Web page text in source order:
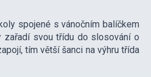
spojené s vánočním balíčkem
zařadí svou třídu do slosování o
tím větší šanci na výhru třída